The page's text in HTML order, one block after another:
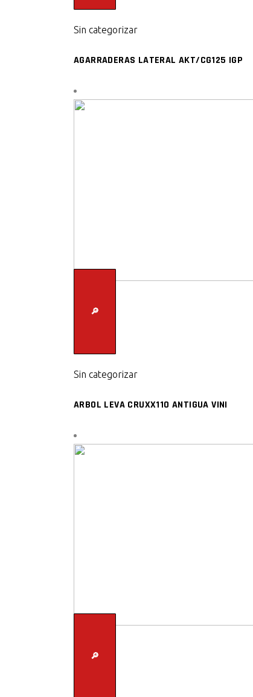
Sin categorizar
AGARRADERAS LATERAL AKT/CG125 IGP
🔎
Sin categorizar
ARBOL LEVA CRUXX110 ANTIGUA VINI
🔎